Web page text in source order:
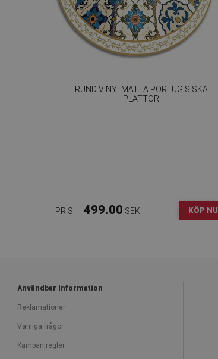
RUND VINYLMATTA PORTUGISISKA
PLATTOR
PRIS: 499.00 SEK KÖP NU
Användbar Information
Reklamationer
Vanliga frågor
Kampanjregler